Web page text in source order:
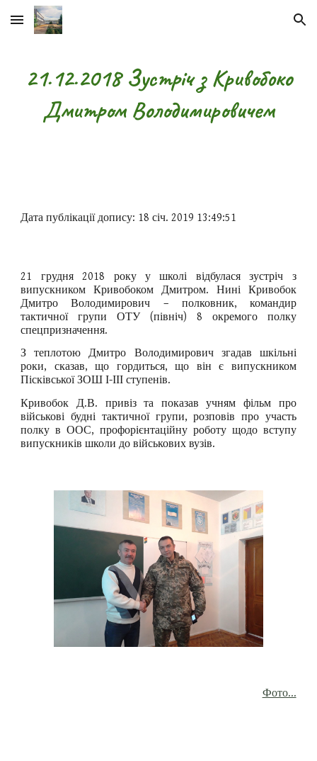
Skip to main content Skip to navigation
21.12.2018 Зустріч з Кривобоко
Дмитром Володимировичем
Дата публікації допису: 18 січ. 2019 13:49:51
21 грудня 2018 року у школі відбулася зустріч з
випускником Кривобоком Дмитром. Нині Кривобок
Дмитро Володимирович – полковник, командир
тактичної групи ОТУ (північ) 8 окремого полку
спецпризначення.
З теплотою Дмитро Володимирович згадав шкільні
роки, сказав, що гордиться, що він є випускником
Пісківської ЗОШ І-ІІІ ступенів.
Кривобок Д.В. привіз та показав учням фільм про
військові будні тактичної групи, розповів про участь
полку в ООС, профорієнтаційну роботу щодо вступу
випускників школи до військових вузів.
Фото...